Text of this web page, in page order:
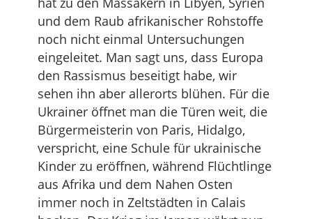
und dem Raub afrikanischer Rohstoffe
noch nicht einmal Untersuchungen
eingeleitet. Man sagt uns, dass Europa
den Rassismus beseitigt habe, wir
sehen ihn aber allerorts blühen. Für die
Ukrainer öffnet man die Türen weit, die
Bürgermeisterin von Paris, Hidalgo,
verspricht, eine Schule für ukrainische
Kinder zu eröffnen, während Flüchtlinge
aus Afrika und dem Nahen Osten
immer noch in Zeltstädten in Calais